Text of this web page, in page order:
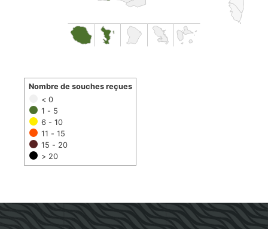
< 0
1 - 5
6 - 10
11 - 15
15 - 20
> 20
Nombre de souches reçues